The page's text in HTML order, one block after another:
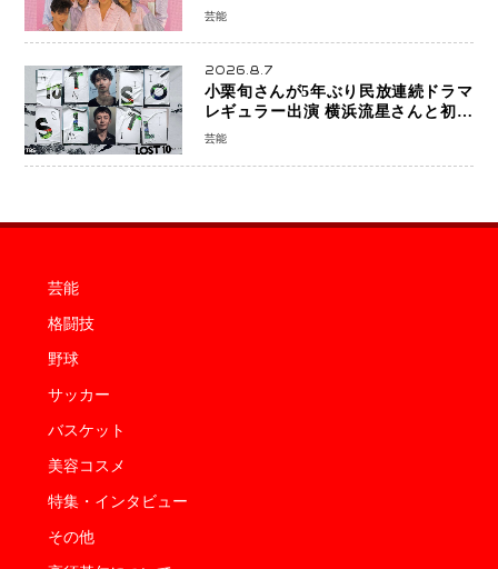
へ 40周年へ向け1年間で全作品を順次
芸能
2026.8.7
小栗旬さんが5年ぶり民放連続ドラマ
レギュラー出演 横浜流星さんと初共
演『LOST10』で異色バディ結成
芸能
芸能
格闘技
野球
サッカー
バスケット
美容コスメ
特集・インタビュー
その他